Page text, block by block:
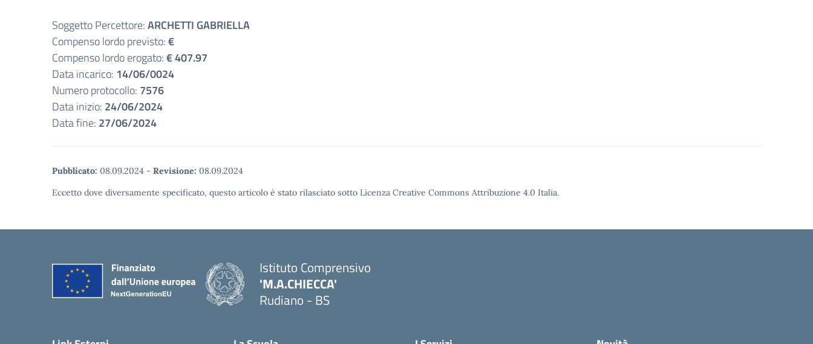
Soggetto Percettore:ARCHETTI GABRIELLA
Compenso lordo previsto:€
Compenso lordo erogato:€ 407.97
Data incarico: 14/06/0024
Numero protocollo: 7576
Data inizio: 24/06/2024
Data fine: 27/06/2024
Pubblicato: 08.09.2024 - Revisione: 08.09.2024
Eccetto dove diversamente specificato, questo articolo è stato rilasciato sotto Licenza Creative Commons Attribuzione 4.0 Italia.
Istituto Comprensivo
'M.A.CHIECCA'
Rudiano - BS